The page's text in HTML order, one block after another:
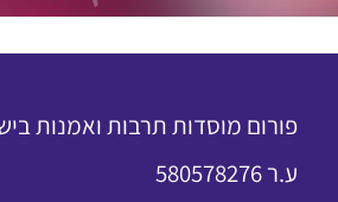
פורום מוסדות תרבות ואמנות
ע.ר 580578276